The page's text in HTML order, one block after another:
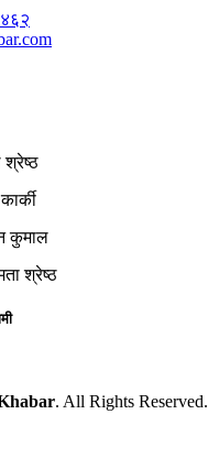
कुमाल
श्रेष्ठ
. All Rights Reserved.